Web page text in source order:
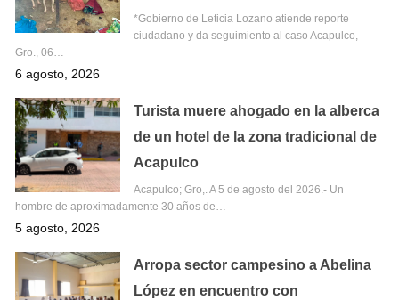
*Gobierno de Leticia Lozano atiende reporte
ciudadano y da seguimiento al caso Acapulco,
Gro., 06…
6 agosto, 2026
Turista muere ahogado en la alberca
de un hotel de la zona tradicional de
Acapulco
Acapulco; Gro,. A 5 de agosto del 2026.- Un
hombre de aproximadamente 30 años de…
5 agosto, 2026
Arropa sector campesino a Abelina
López en encuentro con